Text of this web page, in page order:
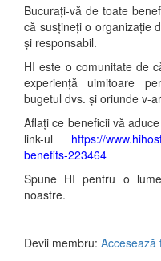
Bucurați-vă de toate
că susțineți o organizație
și responsabil.
HI este o comunitate de
experiență uimitoare
bugetul dvs. și oriunde v-
Aflați ce beneficii vă
link-ul
https://
benefits-223464
Spune HI pentru o
noastre.
Devii membru: Accesează